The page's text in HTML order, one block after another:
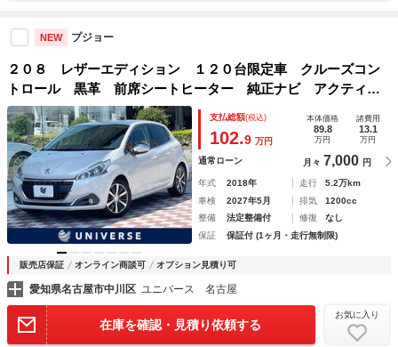
NEW プジョー
２０８ レザーエディション １２０台限定車 クルーズコン
トロール 黒革 前席シートヒーター 純正ナビ アクティブ
ブレーキ リアソナー Ｂｌｕｅｔｏｏｔｈ フルセグ 純正
１６インチアルミ オートエアコン ＥＴＣ 禁煙車
支払総額(税込)
102.9 万円
本体価格
89.8
万円
諸費用
13.1
万円
通常ローン 月々 7,000 円
年式 2018年 走行
5.2万km
車検
2027年5月 排気
1200cc
整備
法定整備付 修復
なし
保証
保証付 (1ヶ月・走行無制限)
販売店保証 オンライン商談可 オプション見積り可
愛知県名古屋市中川区 ユニバース 名古屋
在庫を確認・見積り依頼する
お気に入り